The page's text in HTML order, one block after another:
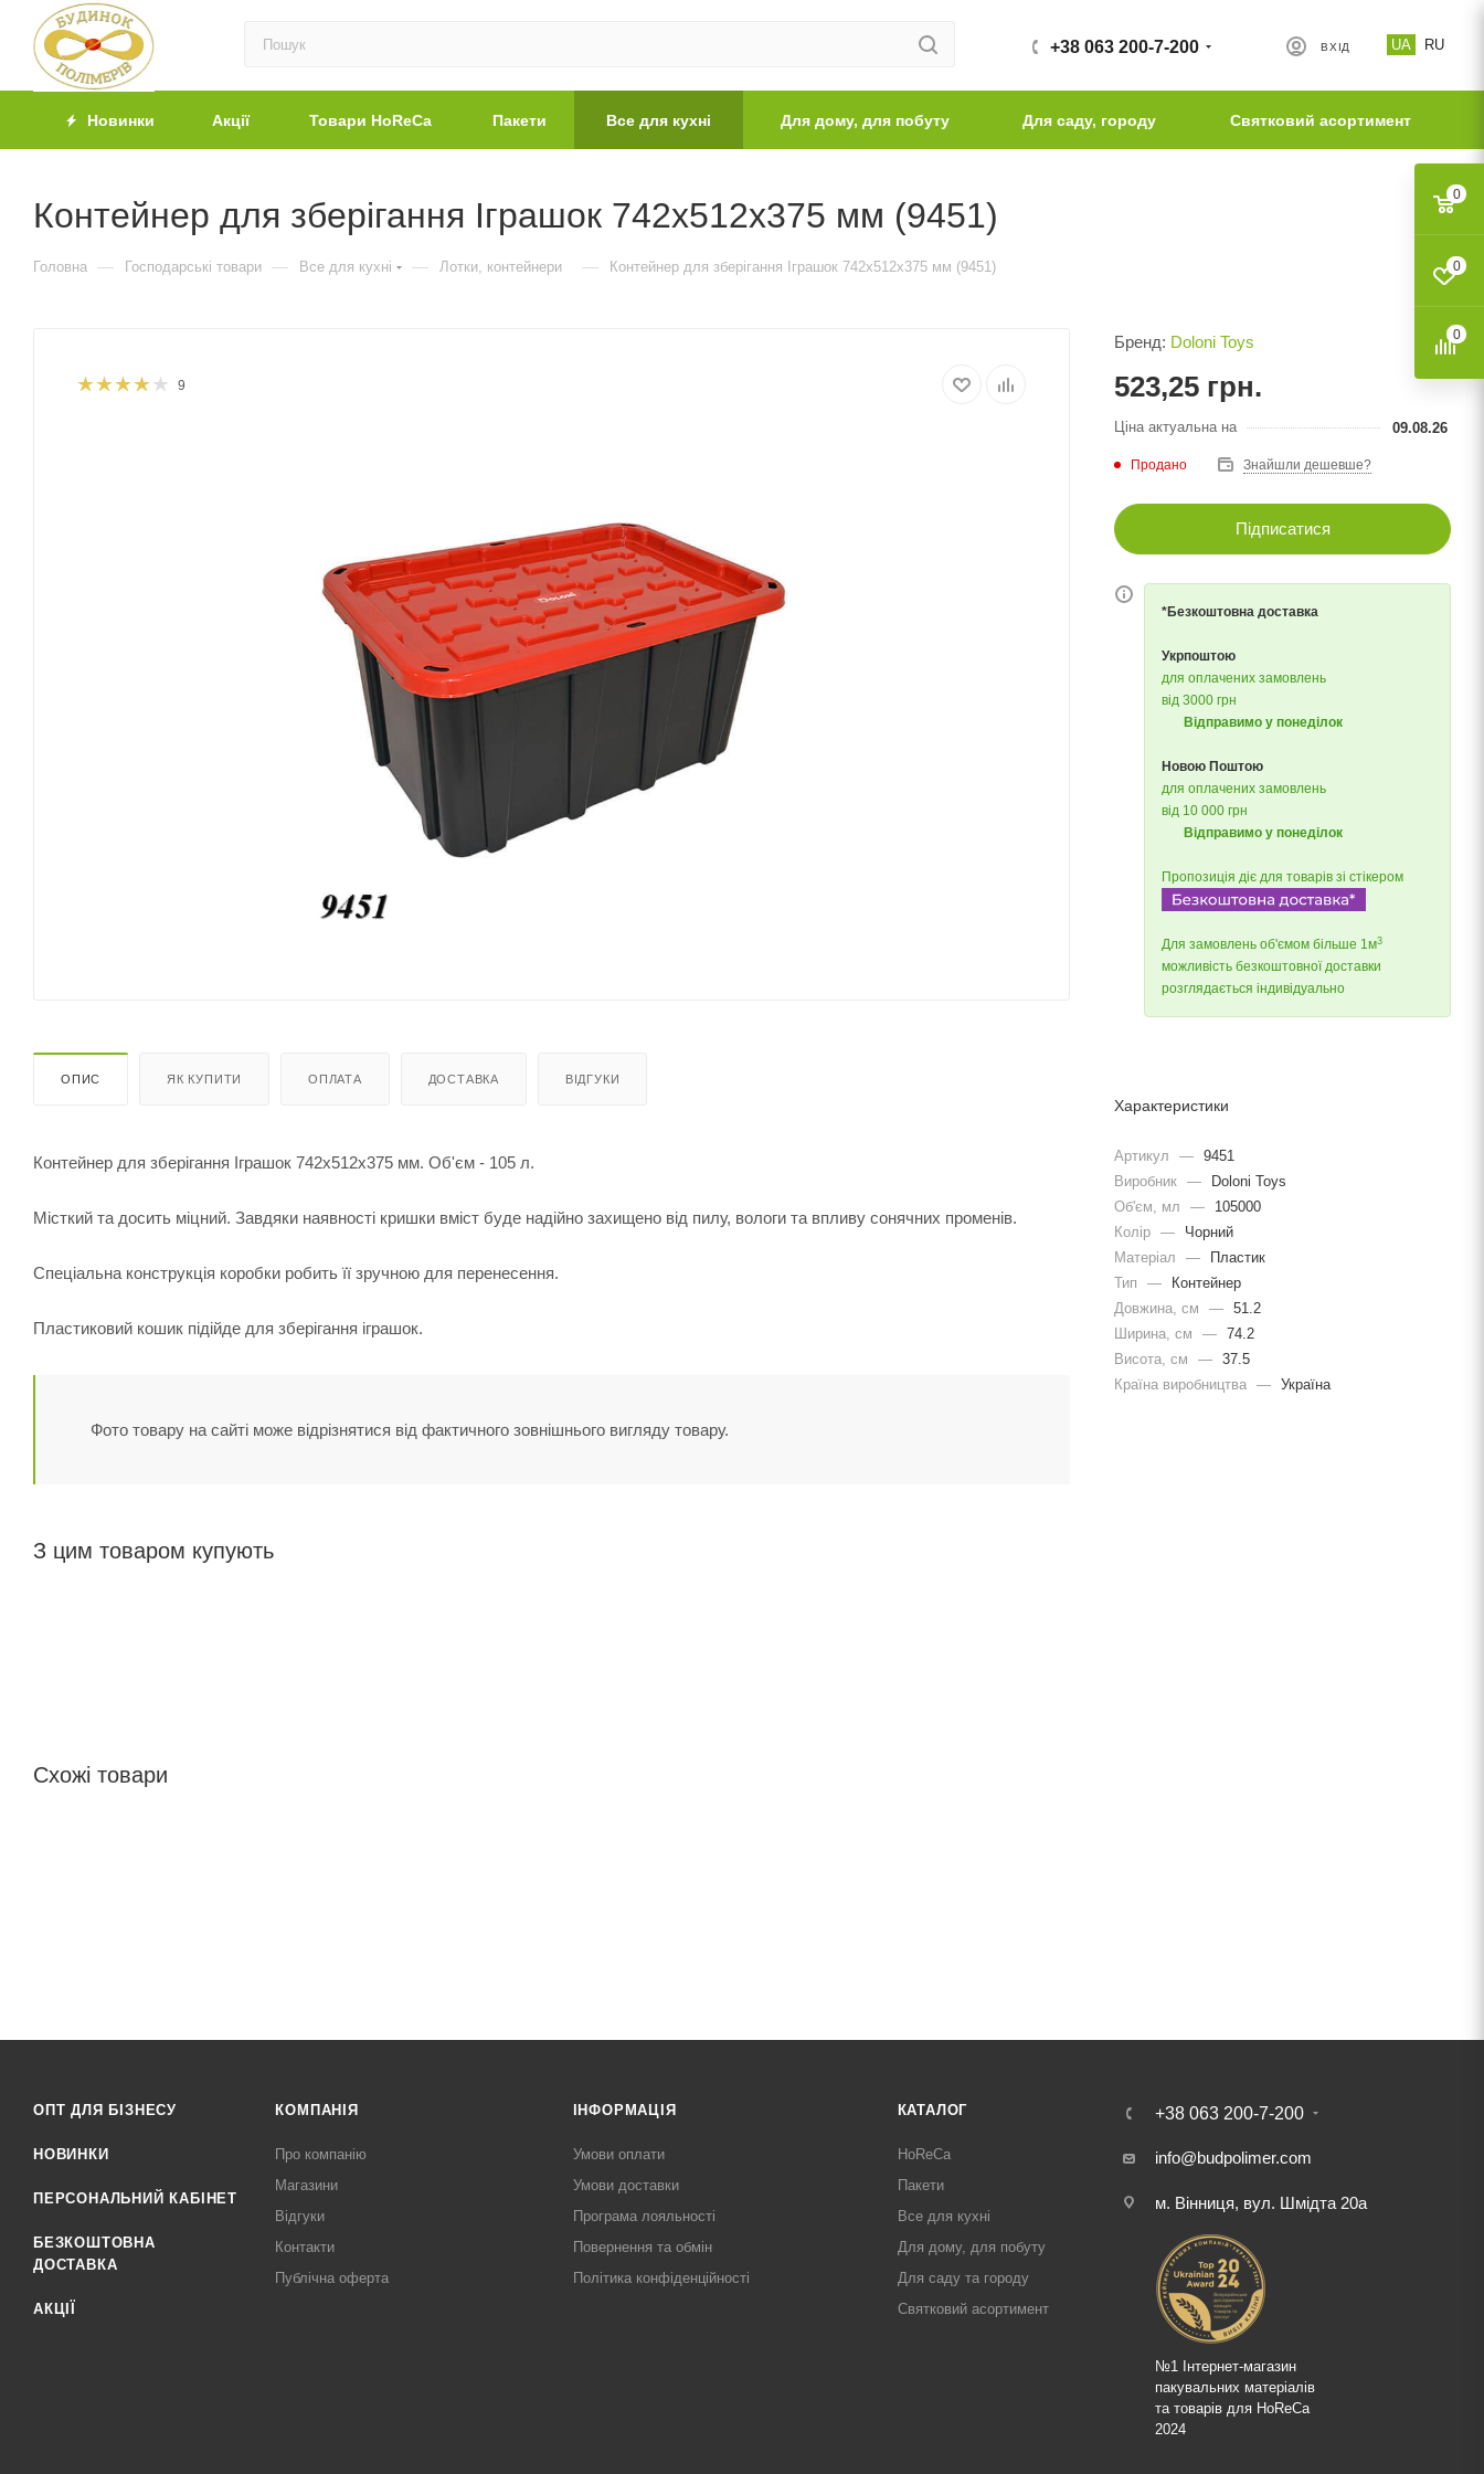
UA RU
ВХІД
+38 063 200-7-200
Новинки Акції Товари HoReCa Пакети Все для кухні Для дому, для побуту Для саду, городу Святковий асортимент
Контейнер для зберігання Іграшок 742x512x375 мм (9451)
Головна — Господарські товари — Все для кухні — Лотки, контейнери — Контейнер для зберігання Іграшок 742x512x375 мм (9451)
9
ОПИС ЯК КУПИТИ ОПЛАТА ДОСТАВКА ВІДГУКИ
Контейнер для зберігання Іграшок 742x512x375 мм. Об'єм - 105 л.
Місткий та досить міцний. Завдяки наявності кришки вміст буде надійно захищено від пилу, вологи та впливу сонячних променів.
Спеціальна конструкція коробки робить її зручною для перенесення.
Пластиковий кошик підійде для зберігання іграшок.
Фото товару на сайті може відрізнятися від фактичного зовнішнього вигляду товару.
З цим товаром купують
Схожі товари
Бренд: Doloni Toys
523,25 грн.
Ціна актуальна на 09.08.26
Продано Знайшли дешевше?
Підписатися
*Безкоштовна доставка
Укрпоштою
для оплачених замовлень
від 3000 грн
Відправимо у понеділок
Новою Поштою
для оплачених замовлень
від 10 000 грн
Відправимо у понеділок
Пропозиція діє для товарів зі стікером
Для замовлень об'ємом більше 1м3
можливість безкоштовної доставки
розглядається індивідуально
Характеристики
Артикул — 9451
Виробник —
Doloni Toys
Об'єм, мл
—
105000
Колір —
Чорний
Матеріал
—
Пластик
Тип
—
Контейнер
Довжина, cм
— 51.2
Ширина, cм
— 74.2
Висота, см
— 37.5
Країна виробництва — Україна
ОПТ ДЛЯ БІЗНЕСУ
НОВИНКИ
ПЕРСОНАЛЬНИЙ КАБІНЕТ
БЕЗКОШТОВНА
ДОСТАВКА
АКЦІЇ
КОМПАНІЯ
Про компанію
Магазини
Відгуки
Контакти
Публічна оферта
ІНФОРМАЦІЯ
Умови оплати
Умови доставки
Програма лояльності
Повернення та обмін
Політика конфіденційності
КАТАЛОГ
HoReCa
Пакети
Все для кухні
Для дому, для побуту
Для саду та городу
Святковий асортимент
+38 063 200-7-200
info@budpolimer.com
м. Вінниця, вул. Шмідта 20а
№1 Інтернет-магазин
пакувальних матеріалів
та товарів для HoReCa
2024
0
0
0